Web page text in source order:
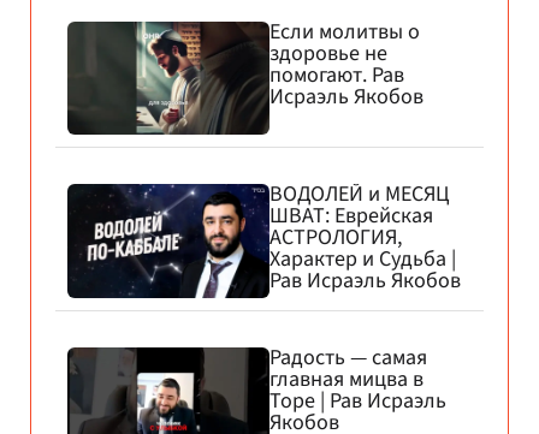
Если молитвы о
здоровье не
помогают. Рав
Исраэль Якобов
ВОДОЛЕЙ и МЕСЯЦ
ШВАТ: Еврейская
АСТРОЛОГИЯ,
Характер и Судьба |
Рав Исраэль Якобов
Радость — самая
главная мицва в
Торе | Рав Исраэль
Якобов